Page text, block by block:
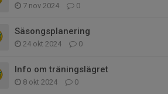
7 nov 2024 0
Säsongsplanering
24 okt 2024 0
Info om träningslägret
8 okt 2024 0